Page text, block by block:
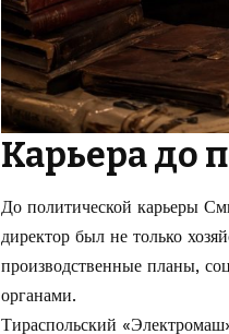
Карьера до
До политической карьеры
директор был не только
производственные планы,
органами.
Тираспольский